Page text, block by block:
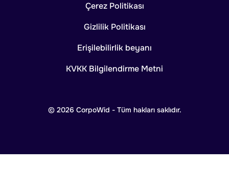
© 2026 CorpoWid - Tüm hakları saklıdır.
Çerez Politikası
Gizlilik Politikası
Erişilebilirlik beyanı
KVKK Bilgilendirme Metni